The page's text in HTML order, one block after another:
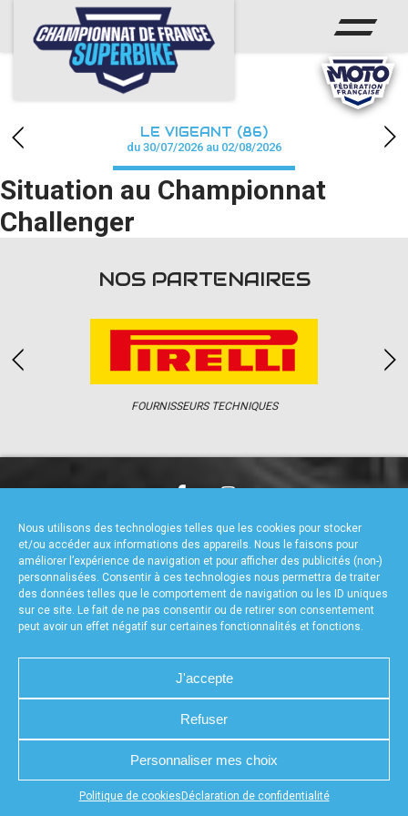
Nous utilisons des technologies telles que les cookies pour stocker
et/ou accéder aux informations des appareils. Nous le faisons pour
améliorer l’expérience de navigation et pour afficher des publicités (non-)
personnalisées. Consentir à ces technologies nous permettra de traiter
des données telles que le comportement de navigation ou les ID uniques
sur ce site. Le fait de ne pas consentir ou de retirer son consentement
peut avoir un effet négatif sur certaines fonctionnalités et fonctions.
J'accepte
Refuser
Personnaliser mes choix
Politique de cookies Déclaration de confidentialité
Appuyez sur le bouton partager en bas de votre
ACCUEIL
CHAMPIONNAT
CALENDRIER
RÉSULTATS
PHOTOS / WEB TV
PARTENAIRES
PRESSE
PRESSE
accéder à la billetterie
LE VIGEANT (86)
du 30/07/2026 au 02/08/2026
Situation au Championnat
Challenger
NOS PARTENAIRES
FOURNISSEURS TECHNIQUES
CHARTE DE CONFIDENTIALITÉ
NOUS CONTACTER
MENTIONS LÉGALES
RÉALISÉ PAR L’AGENCE WEB A3WEB
POLITIQUE DE COOKIES (UE)
DÉCLARATION DE CONFIDENTIALITÉ (UE)